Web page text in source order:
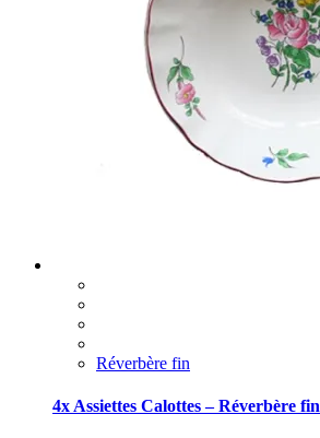
Réverbère fin
4x Assiettes Calottes – Réverbère fin